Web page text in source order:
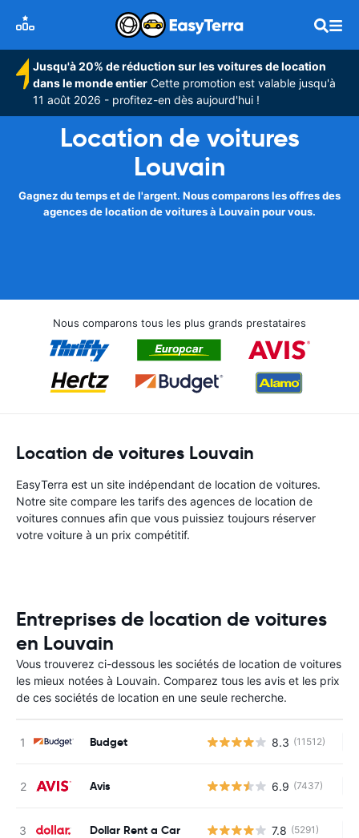
Jusqu'à 20% de réduction sur les voitures de location
dans le monde entier Cette promotion est valable jusqu'à
11 août 2026 - profitez-en dès aujourd'hui !
Location de voitures
Louvain
Gagnez du temps et de l'argent. Nous comparons les offres des
agences de location de voitures à Louvain pour vous.
Nous comparons tous les plus grands prestataires
Location de voitures Louvain
EasyTerra est un site indépendant de location de voitures.
Notre site compare les tarifs des agences de location de
voitures connues afin que vous puissiez toujours réserver
votre voiture à un prix compétitif.
Entreprises de location de voitures
en Louvain
Vous trouverez ci-dessous les sociétés de location de voitures
les mieux notées à Louvain. Comparez tous les avis et les prix
de ces sociétés de location en une seule recherche.
Budget 8.3 (11512)
Avis 6.9 (7437)
Dollar Rent a Car 7.8 (5291)